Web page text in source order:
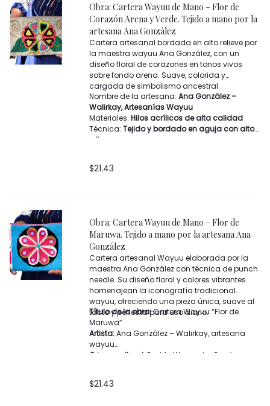
Uso sugerido:Clutch de mano o bolso
pequeño multiusos (accesorios, cosmética
ligera, esenciales diarios)
Cartera artesanal bordada en alto relieve por
la maestra wayuu Ana González, con un
diseño floral de corazones en tonos vivos
sobre fondo arena. Suave, colorida y
cargada de simbolismo ancestral.
Nombre de la artesana: Ana González –
Walirkay, Artesanías Wayuu
Materiales: Hilos acrílicos de alta calidad
Técnica: Tejido y bordado en aguja con alto
relieve
bordadas, borla lateral
Obra: Cartera Wayuu de Mano – Flor de
Corazón Arena y Verde. Tejido a mano por la
artesana Ana González
$21.43
Cartera artesanal Wayuu elaborada por la
maestra Ana González con técnica de punch
needle. Su diseño floral y colores vibrantes
homenajean la iconografía tradicional
wayuu, ofreciendo una pieza única, suave al
tacto y perfecta para uso diario.
Título de la obra:Cartera Wayuu “Flor de
Maruwa”
Artista:Ana González – Walirkay, artesana
wayuu
Origen cultural : Pueblo Wayuu, La Guajira
wayuu
Obra: Cartera Wayuu de Mano – Flor de
Maruwa. Tejido a mano por la artesana Ana
González
$21.43